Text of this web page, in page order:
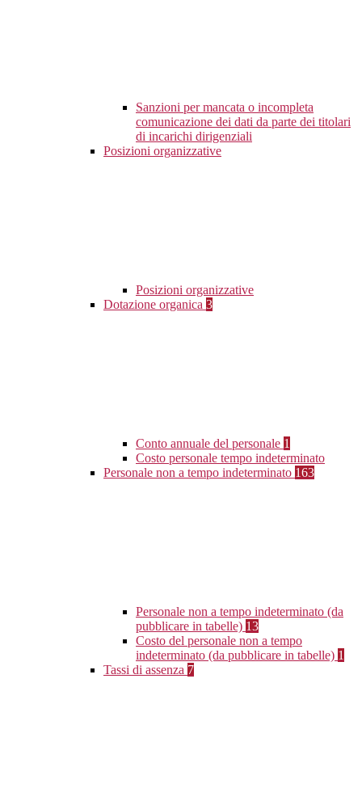
Sanzioni per mancata o incompleta
comunicazione dei dati da parte dei titolari
di incarichi dirigenziali
Posizioni organizzative
Posizioni organizzative
Dotazione organica 3
Conto annuale del personale 1
Costo personale tempo indeterminato
Personale non a tempo indeterminato 163
Personale non a tempo indeterminato (da
pubblicare in tabelle) 13
Costo del personale non a tempo
indeterminato (da pubblicare in tabelle) 1
Tassi di assenza 7